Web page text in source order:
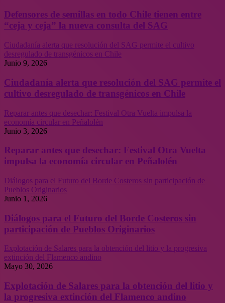
Defensores de semillas en todo Chile tienen entre
“ceja y ceja” la nueva consulta del SAG
Ciudadanía alerta que resolución del SAG permite el cultivo
desregulado de transgénicos en Chile
Junio 9, 2026
Ciudadanía alerta que resolución del SAG permite el
cultivo desregulado de transgénicos en Chile
Reparar antes que desechar: Festival Otra Vuelta impulsa la
economía circular en Peñalolén
Junio 3, 2026
Reparar antes que desechar: Festival Otra Vuelta
impulsa la economía circular en Peñalolén
Diálogos para el Futuro del Borde Costeros sin participación de
Pueblos Originarios
Junio 1, 2026
Diálogos para el Futuro del Borde Costeros sin
participación de Pueblos Originarios
Explotación de Salares para la obtención del litio y la progresiva
extinción del Flamenco andino
Mayo 30, 2026
Explotación de Salares para la obtención del litio y
la progresiva extinción del Flamenco andino